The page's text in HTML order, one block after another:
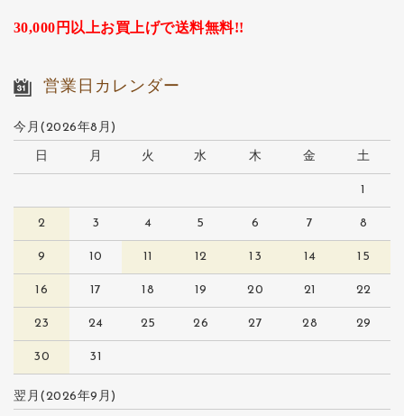
30,000円以上お買上げで送料無料!!
営業日カレンダー
今月(2026年8月)
日 月 火 水 木 金 土
1
2 3 4 5 6 7 8
9 10 11 12 13 14 15
16 17 18 19 20 21 22
23 24 25 26 27 28 29
30 31
翌月(2026年9月)